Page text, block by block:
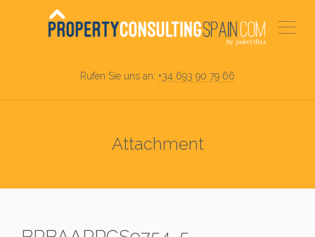
Rufen Sie uns an: +34 693 90 79 66
Attachment